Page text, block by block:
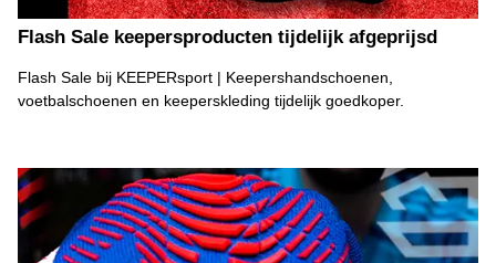
Flash Sale keepersproducten tijdelijk afgeprijsd
Flash Sale bij KEEPERsport | Keepershandschoenen,
voetbalschoenen en keeperskleding tijdelijk goedkoper.